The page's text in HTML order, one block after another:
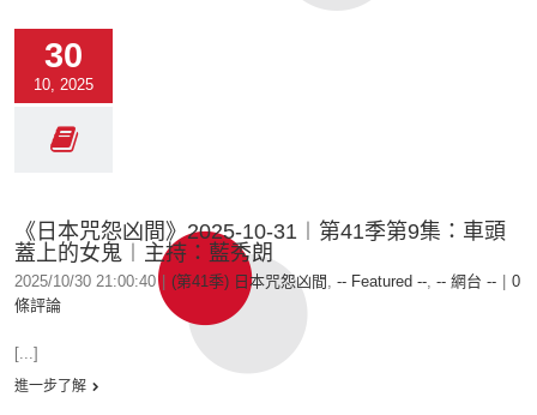
30
10, 2025
《日本咒怨凶間》2025-10-31︱第41季第9集：車頭
蓋上的女鬼︱主持：藍秀朗
2025/10/30 21:00:40 (第41季) 日本咒怨凶間 , -- Featured --, -- 網台 --
0
條評論
[...]
進一步了解